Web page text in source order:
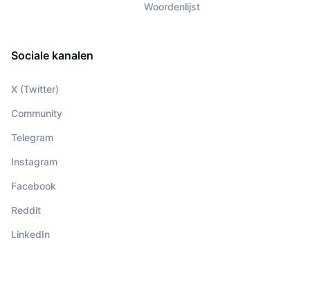
Woordenlijst
Sociale kanalen
X (Twitter)
Community
Telegram
Instagram
Facebook
Reddit
LinkedIn